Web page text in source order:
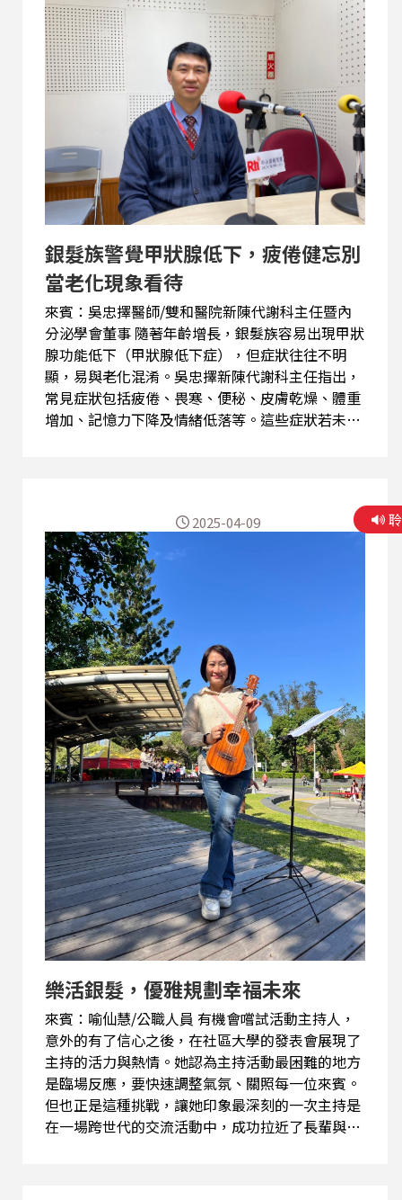
對潘靖老師產生深遠影響，也豐富了對太極的理
解。 潘靖老師認為，太極的核心在於螺旋運動。螺
旋代表著曲線的流動，是一種柔軟而有彈性的力
量。只要持續透過螺旋的運動方式練習，身體便能
達到能量傳導的效果。也特別設計了適合銀髮族的
簡易招式，幫助他們改善身體柔軟度與健康狀態。
銀髮族警覺甲狀腺低下，疲倦健忘別
當老化現象看待
來賓：吳忠擇醫師/雙和醫院新陳代謝科主任暨內
分泌學會董事 隨著年齡增長，銀髮族容易出現甲狀
腺功能低下（甲狀腺低下症），但症狀往往不明
顯，易與老化混淆。吳忠擇新陳代謝科主任指出，
常見症狀包括疲倦、畏寒、便秘、皮膚乾燥、體重
增加、記憶力下降及情緒低落等。這些症狀若未察
T4指數可判斷是否異常。治療方面，醫師通常會依
據檢查結果開立人工甲狀腺素藥物進行替代療法，
並定期追蹤劑量調整。 在飲食方面，吳醫師建議，
長者可適量攝取富含碘的食物，如海帶、紫菜、魚
類等，有助甲狀腺素合成。但也要注意避免過量，
尤其是已有服藥治療者，以免干擾藥效。此外，富
含硒的食物如堅果、全穀類及蛋類，對於甲狀腺健
康也具正面效果。均衡飲食、適當運動與充足睡眠
同樣是維持健康的重要關鍵。 總結來說，銀髮族若
出現不明原因的倦怠或情緒低落，應主動就醫檢查
甲狀腺功能，及早發現、及早治療，配合良好生活
習慣，有助延緩疾病惡化並提升生活品質。
樂活銀髮，優雅規劃幸福未來
來賓：喻仙慧/公職人員 有機會嚐試活動主持人，
意外的有了信心之後，在社區大學的發表會展現了
主持的活力與熱情。她認為主持活動最困難的地方
是臨場反應，要快速調整氣氛、關照每一位來賓。
但也正是這種挑戰，讓她印象最深刻的一次主持是
在一場跨世代的交流活動中，成功拉近了長輩與年
2025-04-09